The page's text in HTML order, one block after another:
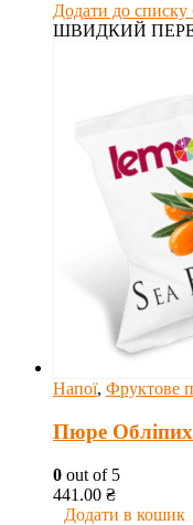
Додати до списку
ШВИДКИЙ
Напої, Фруктове
Пюре
0 out of 5
441.00 ₴
Додати в кошик